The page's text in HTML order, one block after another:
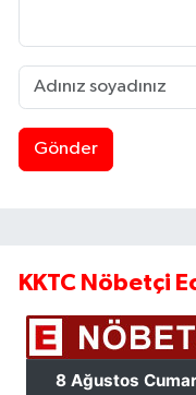
Gönder
KKTC Nöbetçi